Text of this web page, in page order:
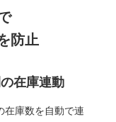
防止
在庫連動
在庫数を自動で連